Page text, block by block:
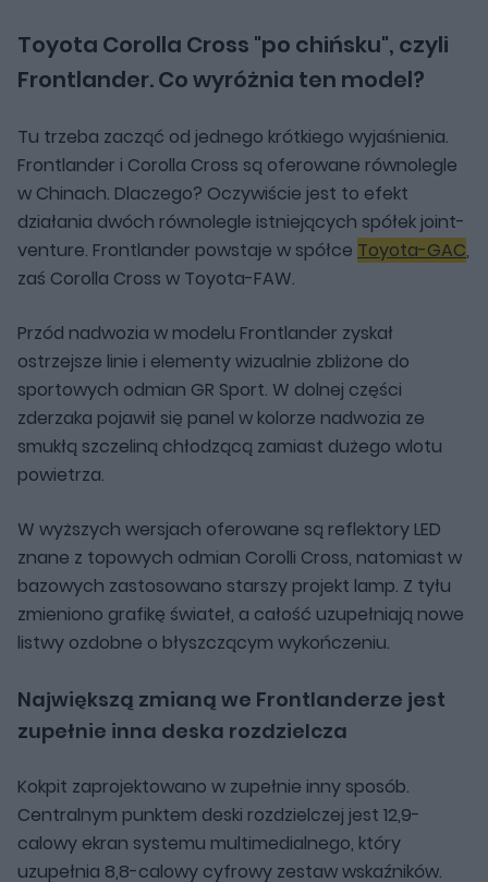
Toyota Corolla Cross "po chińsku", czyli
Frontlander. Co wyróżnia ten model?
Tu trzeba zacząć od jednego krótkiego wyjaśnienia.
Frontlander i Corolla Cross są oferowane równolegle
w Chinach. Dlaczego? Oczywiście jest to efekt
działania dwóch równolegle istniejących spółek joint-
venture. Frontlander powstaje w spółce Toyota-GAC,
zaś Corolla Cross w Toyota-FAW.
Przód nadwozia w modelu Frontlander zyskał
ostrzejsze linie i elementy wizualnie zbliżone do
sportowych odmian GR Sport. W dolnej części
zderzaka pojawił się panel w kolorze nadwozia ze
smukłą szczeliną chłodzącą zamiast dużego wlotu
powietrza.
W wyższych wersjach oferowane są reflektory LED
znane z topowych odmian Corolli Cross, natomiast w
bazowych zastosowano starszy projekt lamp. Z tyłu
zmieniono grafikę świateł, a całość uzupełniają nowe
listwy ozdobne o błyszczącym wykończeniu.
Największą zmianą we Frontlanderze jest
zupełnie inna deska rozdzielcza
Kokpit zaprojektowano w zupełnie inny sposób.
Centralnym punktem deski rozdzielczej jest 12,9-
calowy ekran systemu multimedialnego, który
uzupełnia 8,8-calowy cyfrowy zestaw wskaźników.